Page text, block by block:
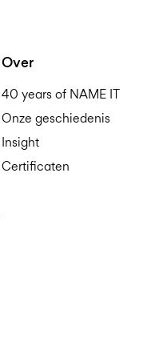
Over
40 years of NAME IT
Onze geschiedenis
Insight
Certificaten